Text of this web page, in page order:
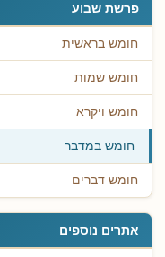
פרשת שבוע
חומש בראשית
חומש שמות
חומש ויקרא
חומש במדבר
חומש דברים
אתרים נוספים